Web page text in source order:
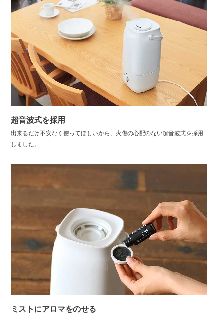
超音波式を採用
出来るだけ不安なく使ってほしいから、火傷の心配のない超音波式を採用
しました。
ミストにアロマをのせる